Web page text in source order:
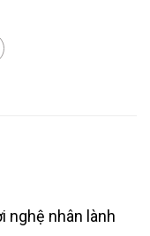
nhân lành